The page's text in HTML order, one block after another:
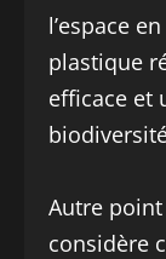
l’espace
plastique
efficace et
Autre
considère